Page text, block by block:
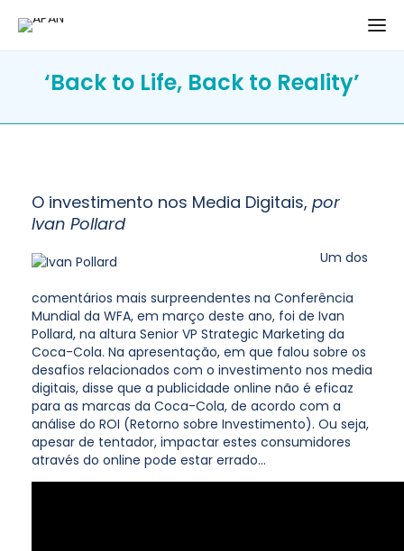
‘Back to Life, Back to Reality’
O investimento nos Media Digitais, por
Ivan Pollard
Um dos
comentários mais surpreendentes na Conferência
Mundial da WFA, em março deste ano, foi de Ivan
Pollard, na altura Senior VP Strategic Marketing da
Coca-Cola. Na apresentação, em que falou sobre os
desafios relacionados com o investimento nos media
digitais, disse que a publicidade online não é eficaz
para as marcas da Coca-Cola, de acordo com a
análise do ROI (Retorno sobre Investimento). Ou seja,
apesar de tentador, impactar estes consumidores
através do online pode estar errado…